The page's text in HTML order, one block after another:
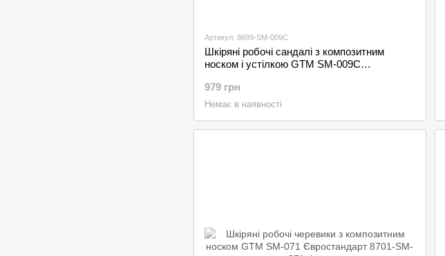
Артикул: 8699-SM-009C
Шкіряні робочі сандалі з композитним
носком і устілкою GTM SM-009C
979 грн
Немає в наявності